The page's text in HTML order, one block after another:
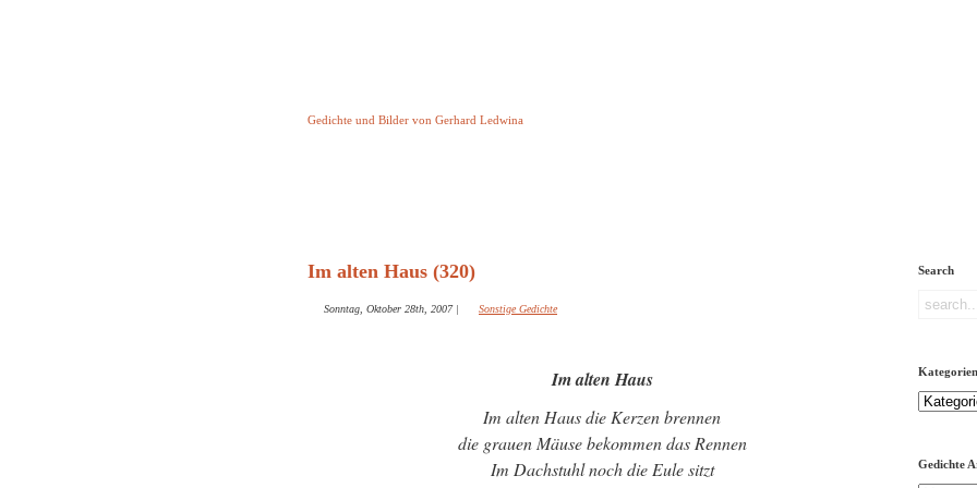
Gedichte und Bilder von Gerhard Ledwina
Im alten Haus (320)
Sonntag, Oktober 28th, 2007| Sonstige Gedichte
Im alten Haus
Im alten Haus die Kerzen brennen
die grauen Mäuse bekommen das Rennen
Im Dachstuhl noch die Eule sitzt
Search
Kategorien
Kategorien
Gedichte